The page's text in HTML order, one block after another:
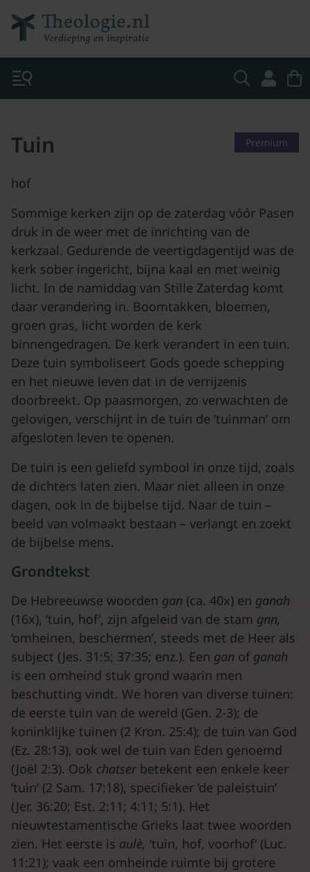
Premium
Tuin
hof
Sommige kerken zijn op de zaterdag vóór Pasen
druk in de weer met de inrichting van de
kerkzaal. Gedurende de veertigdagentijd was de
kerk sober ingericht, bijna kaal en met weinig
licht. In de namiddag van Stille Zaterdag komt
daar verandering in. Boomtakken, bloemen,
groen gras, licht worden de kerk
binnengedragen. De kerk verandert in een tuin.
Deze tuin symboliseert Gods goede schepping
en het nieuwe leven dat in de verrijzenis
doorbreekt. Op paasmorgen, zo verwachten de
gelovigen, verschijnt in de tuin de ‘tuinman’ om
afgesloten leven te openen.
De tuin is een geliefd symbool in onze tijd, zoals
de dichters laten zien. Maar niet alleen in onze
dagen, ook in de bijbelse tijd. Naar de tuin –
beeld van volmaakt bestaan – verlangt en zoekt
de bijbelse mens.
Grondtekst
De Hebreeuwse woorden gan (ca. 40x) en ganah
(16x), ‘tuin, hof’, zijn afgeleid van de stam gnn,
‘omheinen, beschermen’, steeds met de Heer als
subject (Jes. 31:5; 37:35; enz.). Een gan of ganah
is een omheind stuk grond waarin men
beschutting vindt. We horen van diverse tuinen:
de eerste tuin van de wereld (Gen. 2-3); de
koninklijke tuinen (2 Kron. 25:4); de tuin van God
(Ez. 28:13), ook wel de tuin van Eden genoemd
(Joël 2:3). Ook chatser betekent een enkele keer
‘tuin’ (2 Sam. 17:18), specifieker ‘de paleistuin’
(Jer. 36:20; Est. 2:11; 4:11; 5:1). Het
nieuwtestamentische Grieks laat twee woorden
zien. Het eerste is aulè, ‘tuin, hof, voorhof’ (Luc.
11:21); vaak een omheinde ruimte bij grotere